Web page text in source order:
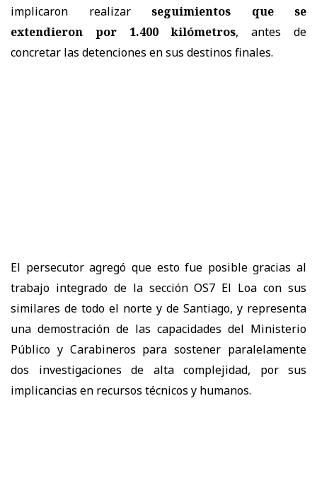
implicaron realizar seguimientos que se
extendieron por 1.400 kilómetros, antes de
concretar las detenciones en sus destinos finales.
El persecutor agregó que esto fue posible gracias al
trabajo integrado de la sección OS7 El Loa con sus
similares de todo el norte y de Santiago, y representa
una demostración de las capacidades del Ministerio
Público y Carabineros para sostener paralelamente
dos investigaciones de alta complejidad, por sus
implicancias en recursos técnicos y humanos.